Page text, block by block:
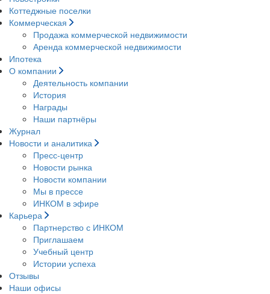
Коттеджные поселки
Коммерческая
Продажа коммерческой недвижимости
Аренда коммерческой недвижимости
Ипотека
О компании
Деятельность компании
История
Награды
Наши партнёры
Журнал
Новости и аналитика
Пресс-центр
Новости рынка
Новости компании
Мы в прессе
ИНКОМ в эфире
Карьера
Партнерство с ИНКОМ
Приглашаем
Учебный центр
Истории успеха
Отзывы
Наши офисы